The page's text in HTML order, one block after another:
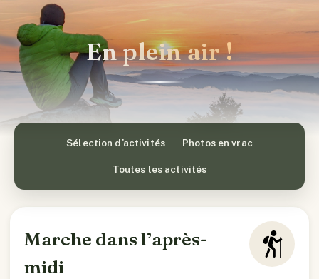
En plein air !
Sélection d’activités Photos en vrac
Toutes les activités
Marche dans l’après-
midi